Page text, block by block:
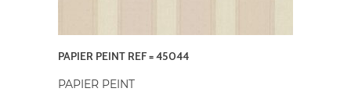
PAPIER PEINT REF = 45044
PAPIER PEINT